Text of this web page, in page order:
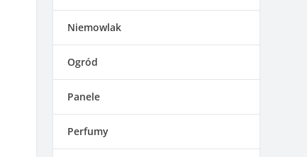
Niemowlak
Ogród
Panele
Perfumy